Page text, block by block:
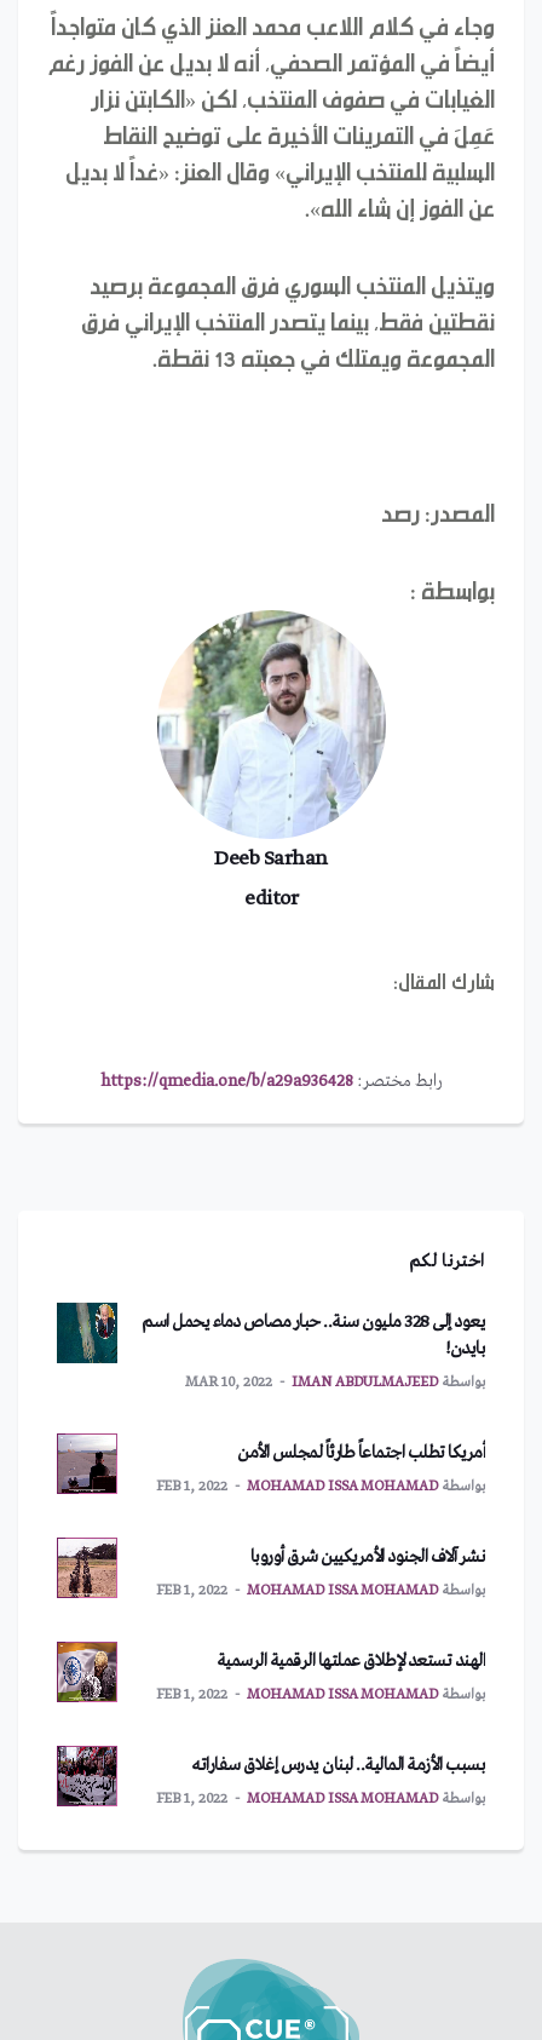
وجاء في كلام اللاعب محمد العنز الذي كان متواجداً
أيضاً في المؤتمر الصحفي، أنه لا بديل عن الفوز رغم
الغيابات في صفوف المنتخب، لكن «الكابتن نزار
عَمِلَ في التمرينات الأخيرة على توضيح النقاط
السلبية للمنتخب الإيراني» وقال العنز: «غداً لا بديل
عن الفوز إن شاء الله».
ويتذيل المنتخب السوري فرق المجموعة برصيد
نقطتين فقط، بينما يتصدر المنتخب الإيراني فرق
المجموعة ويمتلك في جعبته 13 نقطة.
المصدر: رصد
بواسطة :
Deeb Sarhan
editor
شارك المقال:
رابط مختصر:https://qmedia.one/b/a29a936428
اخترنا لكم
يعود إلى 328 مليون سنة.. حبار مصاص دماء يحمل اسم
بايدن!
بواسطةIMAN ABDULMAJEED
MAR 10, 2022
أمريكا تطلب اجتماعاً طارئاً لمجلس الأمن
بواسطةMOHAMAD ISSA MOHAMAD
FEB 1, 2022
نشر آلاف الجنود الأمريكيين شرق أوروبا
بواسطةMOHAMAD ISSA MOHAMAD
FEB 1, 2022
الهند تستعد لإطلاق عملتها الرقمية الرسمية
بواسطةMOHAMAD ISSA MOHAMAD
FEB 1, 2022
بسبب الأزمة المالية.. لبنان يدرس إغلاق سفاراته
بواسطةMOHAMAD ISSA MOHAMAD
FEB 1, 2022